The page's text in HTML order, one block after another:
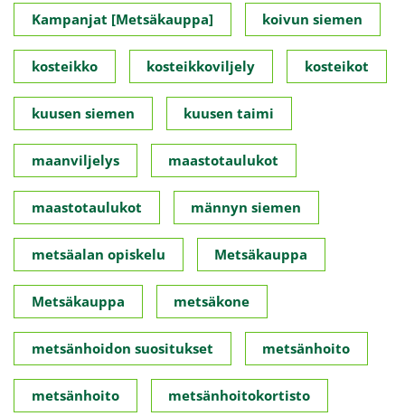
Kampanjat [Metsäkauppa] koivun siemen
kosteikko kosteikkoviljely kosteikot
kuusen siemen kuusen taimi
maanviljelys maastotaulukot
maastotaulukot männyn siemen
metsäalan opiskelu Metsäkauppa
Metsäkauppa metsäkone
metsänhoidon suositukset metsänhoito
metsänhoito metsänhoitokortisto